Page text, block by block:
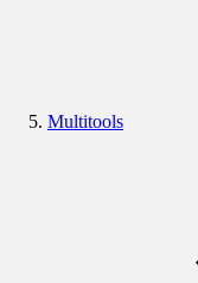
Multitools